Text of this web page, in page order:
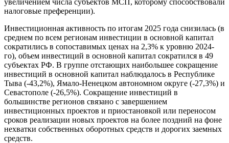
налоговые преференции).
Инвестиционная активность по итогам 2025 года снизилась (в
среднем по всем регионам инвестиции в основной капитал
сократились в сопоставимых ценах на 2,3% к уровню 2024-
го), объем инвестиций в основной капитал сократился в 49
субъектах РФ. В группе отстающих наибольшее сокращение
инвестиций в основной капитал наблюдалось в Республике
Тыва (-43,2%), Ямало-Ненецком автономном округе (-27,3%) и
Севастополе (-26,5%). Сокращение инвестиций в
большинстве регионов связано с завершением
инвестиционных проектов и приостановкой или переносом
сроков реализации новых проектов на более поздний на фоне
нехватки собственных оборотных средств и дорогих заемных
средств.